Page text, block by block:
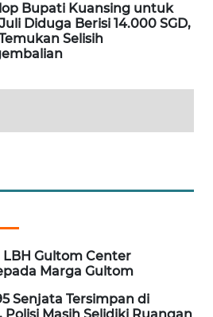
Bupati Kuansing untuk
Diduga Berisi 14.000 SGD,
Selisih
Gultom Center
Marga Gultom
Senjata Tersimpan di